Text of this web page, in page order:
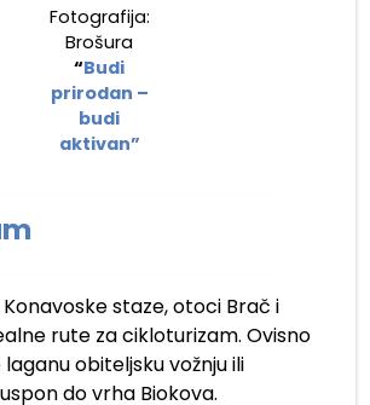
Fotografija:
Brošura
“Budi
prirodan –
budi
aktivan”
Konavoske staze, otoci Brač i
rute za cikloturizam. Ovisno
obiteljsku vožnju ili
do vrha Biokova.